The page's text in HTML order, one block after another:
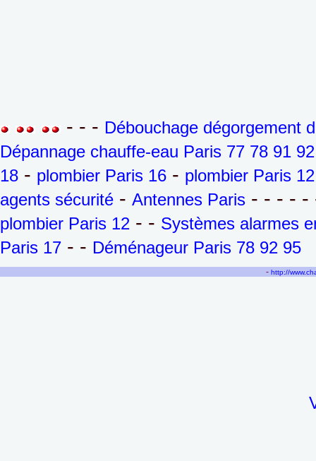
- - - Débouchage dégorgement
Dépannage chauffe-eau Paris 77 78 91
18 - plombier Paris 16 - plombier Paris 12
agents sécurité - Antennes Paris - - - -
plombier Paris 12 - - Systèmes alarmes
Paris 17 - - Déménageur Paris 78 92 95
- http://